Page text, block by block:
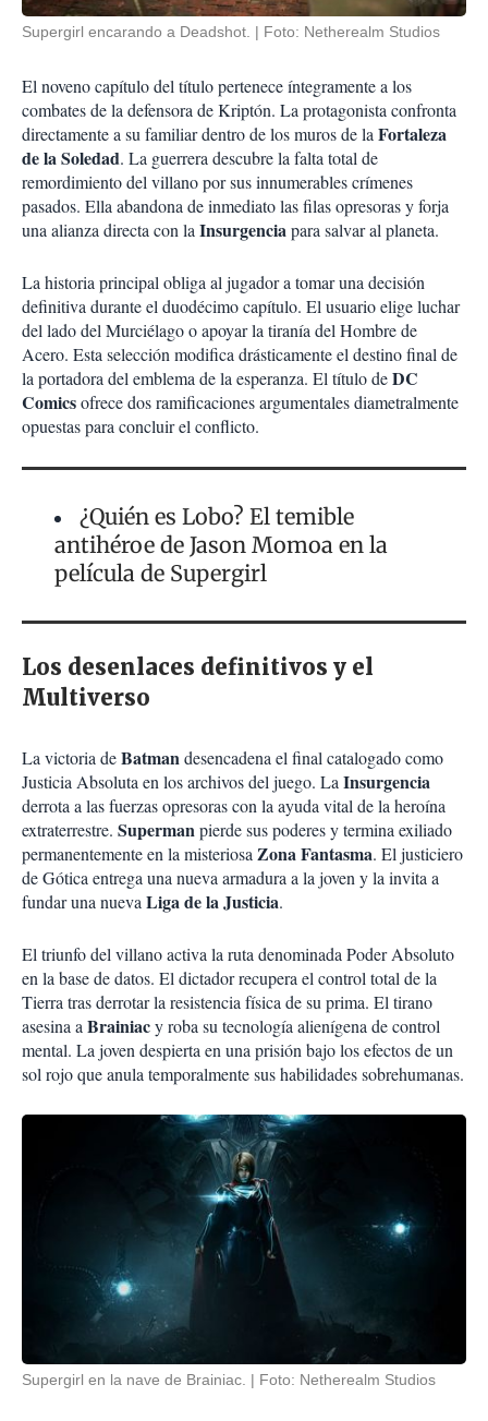
Supergirl encarando a Deadshot. Foto: Netherealm Studios
El noveno capítulo del título pertenece íntegramente a los
combates de la defensora de Kriptón. La protagonista confronta
directamente a su familiar dentro de los muros de laFortaleza
de la Soledad. La guerrera descubre la falta total de
remordimiento del villano por sus innumerables crímenes
pasados. Ella abandona de inmediato las filas opresoras y forja
una alianza directa con laInsurgenciapara salvar al planeta.
La historia principal obliga al jugador a tomar una decisión
definitiva durante el duodécimo capítulo. El usuario elige luchar
del lado del Murciélago o apoyar la tiranía del Hombre de
Acero. Esta selección modifica drásticamente el destino final de
la portadora del emblema de la esperanza. El título deDC
Comicsofrece dos ramificaciones argumentales diametralmente
opuestas para concluir el conflicto.
¿Quién es Lobo? El temible
antihéroe de Jason Momoa en la
película de Supergirl
Los desenlaces definitivos y el
Multiverso
La victoria deBatmandesencadena el final catalogado como
Justicia Absoluta en los archivos del juego. LaInsurgencia
derrota a las fuerzas opresoras con la ayuda vital de la heroína
extraterrestre. Supermanpierde sus poderes y termina exiliado
permanentemente en la misteriosaZona Fantasma. El justiciero
de Gótica entrega una nueva armadura a la joven y la invita a
fundar una nuevaLiga de la Justicia.
El triunfo del villano activa la ruta denominada Poder Absoluto
en la base de datos. El dictador recupera el control total de la
Tierra tras derrotar la resistencia física de su prima. El tirano
asesina aBrainiacy roba su tecnología alienígena de control
mental. La joven despierta en una prisión bajo los efectos de un
sol rojo que anula temporalmente sus habilidades sobrehumanas.
Supergirl en la nave de Brainiac. Foto: Netherealm Studios